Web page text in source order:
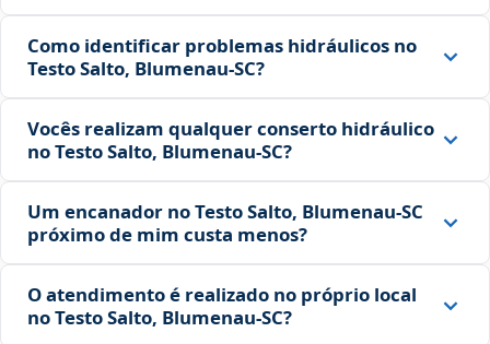
Como identificar problemas hidráulicos no
Testo Salto, Blumenau‑SC?
Vocês realizam qualquer conserto hidráulico
no Testo Salto, Blumenau‑SC?
Um encanador no Testo Salto, Blumenau‑SC
próximo de mim custa menos?
O atendimento é realizado no próprio local
no Testo Salto, Blumenau‑SC?